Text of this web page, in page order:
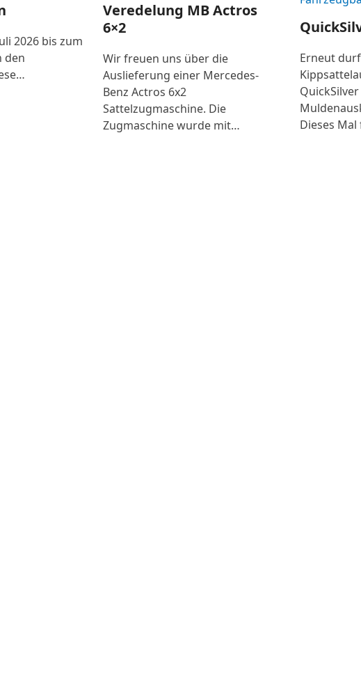
2026 bis zum
den
Veredelung MB Actros
6×2
Wir freuen uns über die
Auslieferung einer Mercedes-
Benz Actros 6x2
Sattelzugmaschine. Die
Zugmaschine wurde mit…
Erneut
QuickSilver
Dieses